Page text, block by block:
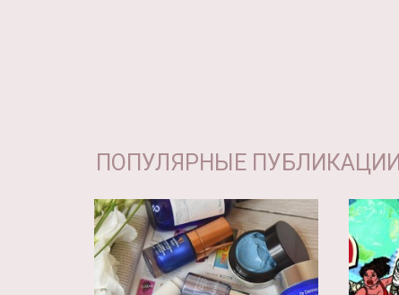
ПОПУЛЯРНЫЕ ПУБЛИКАЦИИ